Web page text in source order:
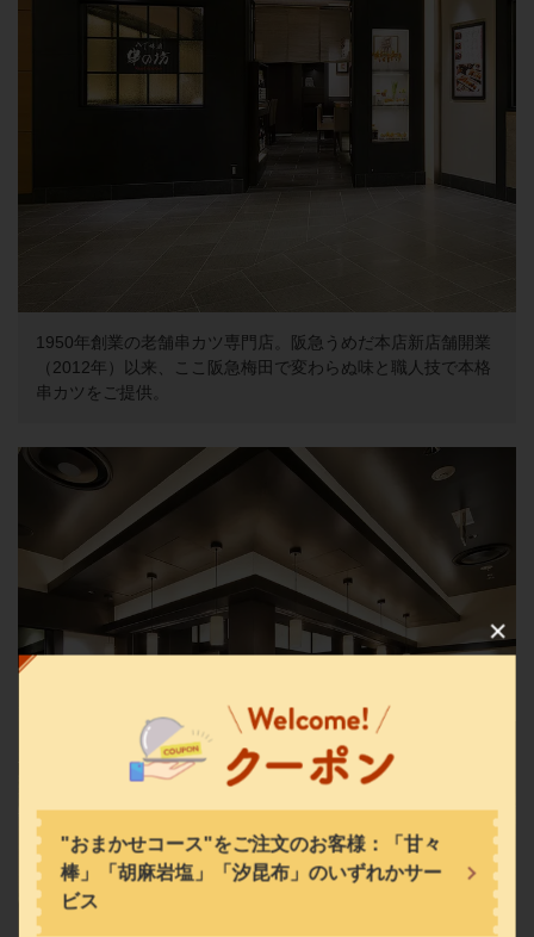
"おまかせコース"をご注文のお客様：「甘々
棒」「胡麻岩塩」「汐昆布」のいずれかサー
ビス
1950年創業の老舗串カツ専門店。阪急うめだ本店新店舗開業
（2012年）以来、ここ阪急梅田で変わらぬ味と職人技で本格
串カツをご提供。
この店舗情報をシェアする
大阪府大阪市北区角田町8-7 阪急うめだ本店12F
https://kushinobo-hankyu.owst.jp/
お店情報をコピー